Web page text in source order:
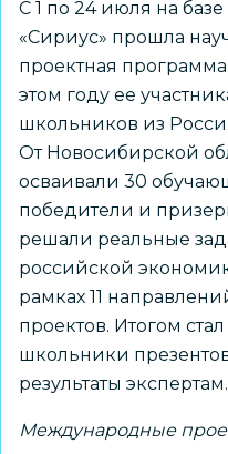
С 1 по 24 июля на
«Сириус» прошла
проектная
этом году ее
школьников из
От Новосибирской
осваивали 30
победители и
решали реальные
российской
рамках 11
проектов. Итогом
школьники
результаты экспертам.
Международные